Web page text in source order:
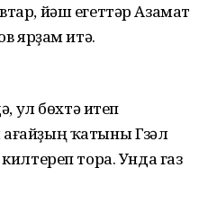
йәш егеттәр Азамат
ярҙам итә.
ул бөхтә итеп
ҡатыны Гүзәл
тора. Унда газ